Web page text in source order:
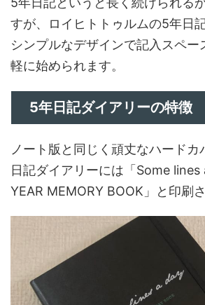
すが、ロイヒトトゥルムの5年日
シンプルなデザインで記入スペー
軽に始められます。
5年日記ダイアリーの特徴
ノート版と同じく頑丈なハード
日記ダイアリーには「Some
YEAR MEMORY BOOK」と印刷